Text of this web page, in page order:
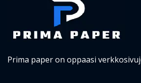
Prima paper on oppaasi